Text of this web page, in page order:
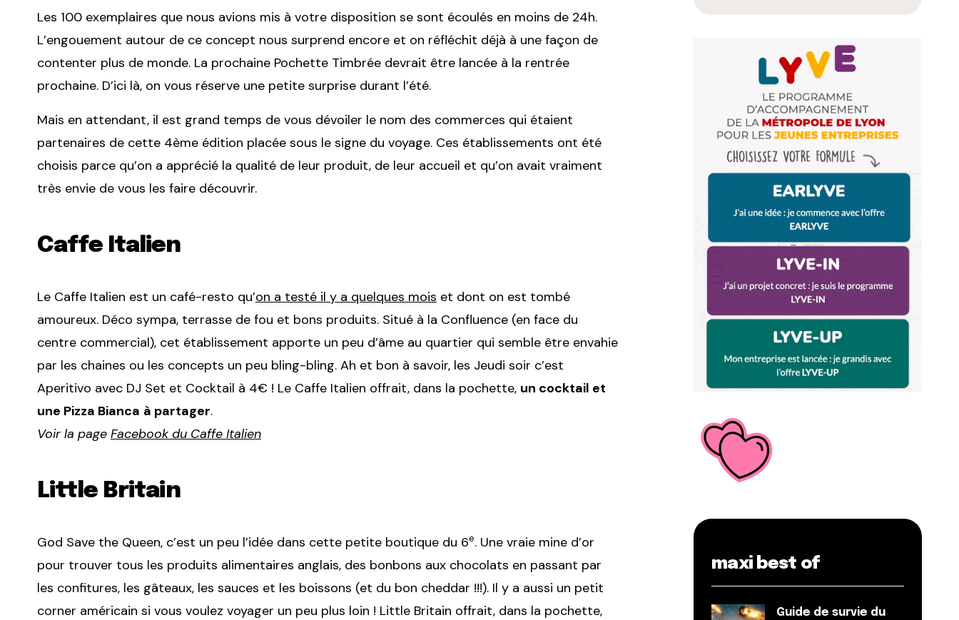
Les 100 exemplaires que nous avions mis à votre disposition se sont écoulés en moins de 24h.
L’engouement autour de ce concept nous surprend encore et on réfléchit déjà à une façon de
contenter plus de monde. La prochaine Pochette Timbrée devrait être lancée à la rentrée
prochaine. D’ici là, on vous réserve une petite surprise durant l’été.
Mais en attendant, il est grand temps de vous dévoiler le nom des commerces qui étaient
partenaires de cette 4ème édition placée sous le signe du voyage. Ces établissements ont été
choisis parce qu’on a apprécié la qualité de leur produit, de leur accueil et qu’on avait vraiment
très envie de vous les faire découvrir.
Caffe Italien
Le Caffe Italien est un café-resto qu’on a testé il y a quelques mois et dont on est tombé
amoureux. Déco sympa, terrasse de fou et bons produits. Situé à la Confluence (en face du
centre commercial), cet établissement apporte un peu d’âme au quartier qui semble être envahie
par les chaines ou les concepts un peu bling-bling. Ah et bon à savoir, les Jeudi soir c’est
Aperitivo avec DJ Set et Cocktail à 4€ ! Le Caffe Italien offrait, dans la pochette, un cocktail et
une Pizza Bianca à partager.
Voir la page Facebook du Caffe Italien
Little Britain
God Save the Queen, c’est un peu l’idée dans cette petite boutique du 6e. Une vraie mine d’or
pour trouver tous les produits alimentaires anglais, des bonbons aux chocolats en passant par
les confitures, les gâteaux, les sauces et les boissons (et du bon cheddar !!!). Il y a aussi un petit
corner américain si vous voulez voyager un peu plus loin ! Little Britain offrait, dans la pochette,
maxi best of
Guide de survie du